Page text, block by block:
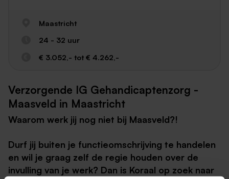
Maastricht
24 - 32 uur
€ 3.052,- tot € 4.262,-
Verzorgende IG Gehandicaptenzorg -
Maasveld in Maastricht
Waarom werk jij nog niet bij Maasveld?!
Durf jij buiten je functieomschrijving te handelen
en wil je graag zelf de regie houden over de
invulling van je werk? Dan is Koraal op zoek naar